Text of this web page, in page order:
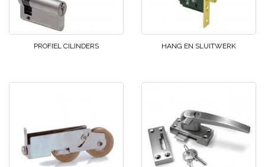
PROFIEL CILINDERS HANG EN SLUITWERK